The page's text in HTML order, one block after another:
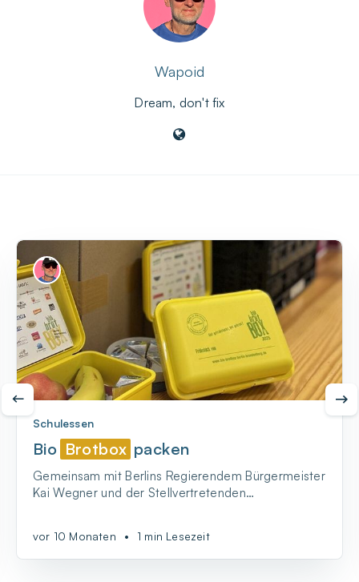
Wapoid
Dream, don't fix
Schulessen
Bio Brotbox packen
Gemeinsam mit Berlins Regierendem Bürgermeister
Kai Wegner und der Stellvertretenden
vor 10 Monaten • 1 min Lesezeit